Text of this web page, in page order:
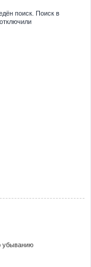
поиск. Поиск в
убыванию